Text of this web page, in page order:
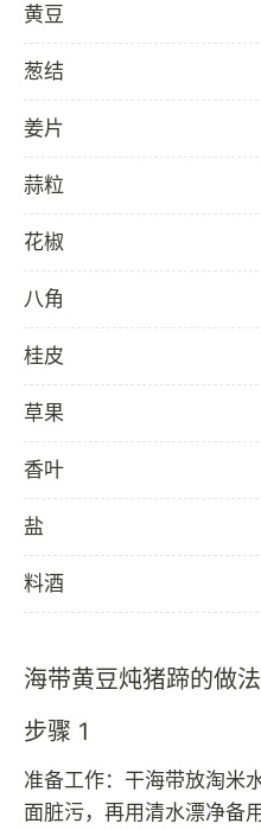
黄豆
葱结
姜片
蒜粒
花椒
八角
桂皮
草果
香叶
盐
料酒
海带黄豆炖猪蹄的做
步骤 1
准备工作：干海带放淘米
面脏污，再用清水漂净备